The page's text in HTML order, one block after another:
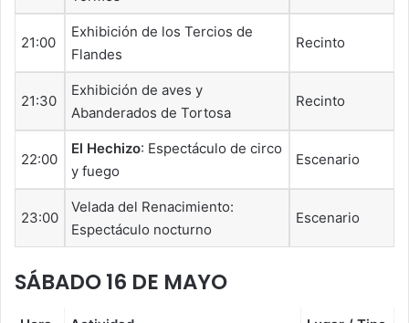
21:00
Exhibición de los Tercios de
Flandes
Recinto
21:30
Exhibición de aves y
Abanderados de Tortosa
Recinto
22:00
El Hechizo: Espectáculo de circo
y fuego
Escenario
23:00
Velada del Renacimiento:
Espectáculo nocturno
Escenario
SÁBADO 16 DE MAYO